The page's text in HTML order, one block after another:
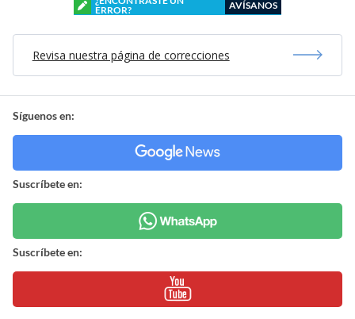
ERROR?
AVÍSANOS
Revisa nuestra página de correcciones
Síguenos en:
Suscríbete en:
Suscríbete en: